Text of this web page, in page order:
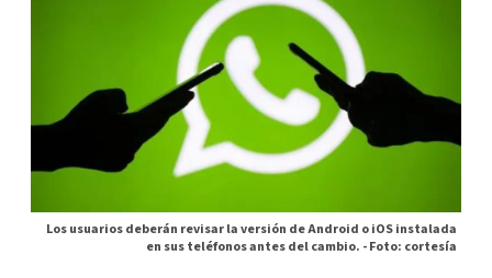
Los usuarios deberán revisar la versión de Android o iOS instalada
en sus teléfonos antes del cambio. -Foto: cortesía